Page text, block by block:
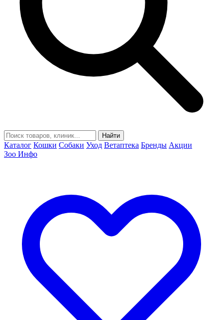
Найти
Каталог Кошки Собаки Уход Ветаптека Бренды Акции
Зоо Инфо